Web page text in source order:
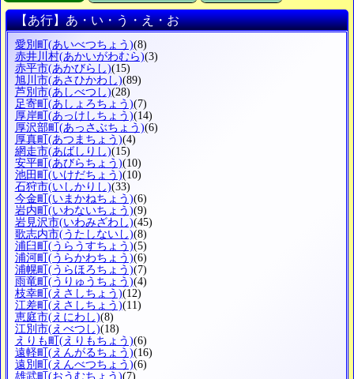
【あ行】あ・い・う・え・お
愛別町 (あいべつちょう)(8)
赤井川村(あかいがわむら)(3)
赤平市(あかびらし)(15)
旭川市(あさひかわし)(89)
芦別市(あしべつし)(28)
足寄町 (あしょろちょう)(7)
厚岸町 (あっけしちょう)(14)
厚沢部町 (あっさぶちょう)(6)
厚真町 (あつまちょう)(4)
網走市(あばしりし)(15)
安平町 (あびらちょう)(10)
池田町 (いけだちょう)(10)
石狩市(いしかりし)(33)
今金町 (いまかねちょう)(6)
岩内町 (いわないちょう)(9)
岩見沢市(いわみざわし)(45)
歌志内市(うたしないし)(8)
浦臼町 (うらうすちょう)(5)
浦河町 (うらかわちょう)(6)
浦幌町 (うらほろちょう)(7)
雨竜町 (うりゅうちょう)(4)
枝幸町 (えさしちょう)(12)
江差町 (えさしちょう)(11)
恵庭市(えにわし)(8)
江別市(えべつし)(18)
えりも町 (えりもちょう)(6)
遠軽町 (えんがるちょう)(16)
遠別町 (えんべつちょう)(6)
雄武町 (おうむちょう)(7)